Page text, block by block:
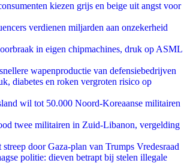
kiezen grijs en beige uit angst voor
verdienen miljarden aan onzekerheid
in eigen chipmachines, druk op ASML
wapenproductie van defensiebedrijven
diabetes en roken vergroten risico op
wil tot 50.000 Noord-Koreaanse militairen
twee militairen in Zuid-Libanon, vergelding
streep door Gaza-plan van Trumps Vredesraad
politie: dieven betrapt bij stelen illegale